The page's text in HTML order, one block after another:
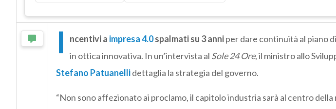
I ncentivi a impresa 4.0spalmati su 3 anniper dare continuità al piano
in ottica innovativa. In un’intervista al Sole 24 Ore, il ministro allo
Stefano Patuanellidettaglia la strategia del governo.
“Non sono affezionato ai proclamo, il capitolo industria sarà al centro della